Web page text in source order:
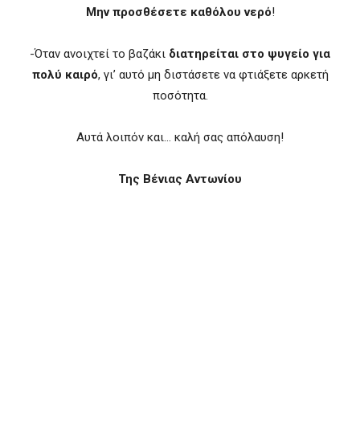
Μην προσθέσετε καθόλου νερό!
-Όταν ανοιχτεί το βαζάκι διατηρείται στο ψυγείο για
πολύ καιρό, γι’ αυτό μη διστάσετε να φτιάξετε αρκετή
ποσότητα.
Αυτά λοιπόν και… καλή σας απόλαυση!
Της Βένιας Αντωνίου